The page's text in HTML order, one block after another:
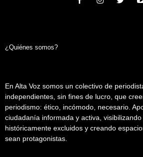
¿Quiénes somos?
En Alta Voz somos un colectivo de
independientes, sin fines de lucro, que
periodismo: ético, incómodo, necesario.
ciudadanía informada y activa,
históricamente excluidos y creando
sean protagonistas.